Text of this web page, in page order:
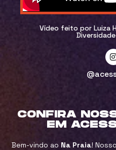
Vídeo feito por Luiza
CONFIRA
EM
Bem-vindo ao Na Praia!